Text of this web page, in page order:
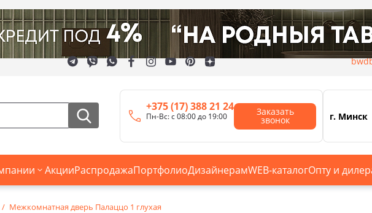
+375 (17) 388 21 24
Пн-Вс: с 08:00 до 19:00 Заказать
звонок г. Минск
АкцииРаспродажаПортфолиоДизайнерамWEB-каталогОпту и
Межкомнатная дверь Палаццо 1 глухая